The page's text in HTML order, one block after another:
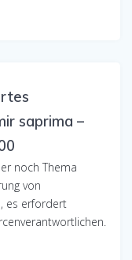
saprima –
noch Thema
von
es erfordert